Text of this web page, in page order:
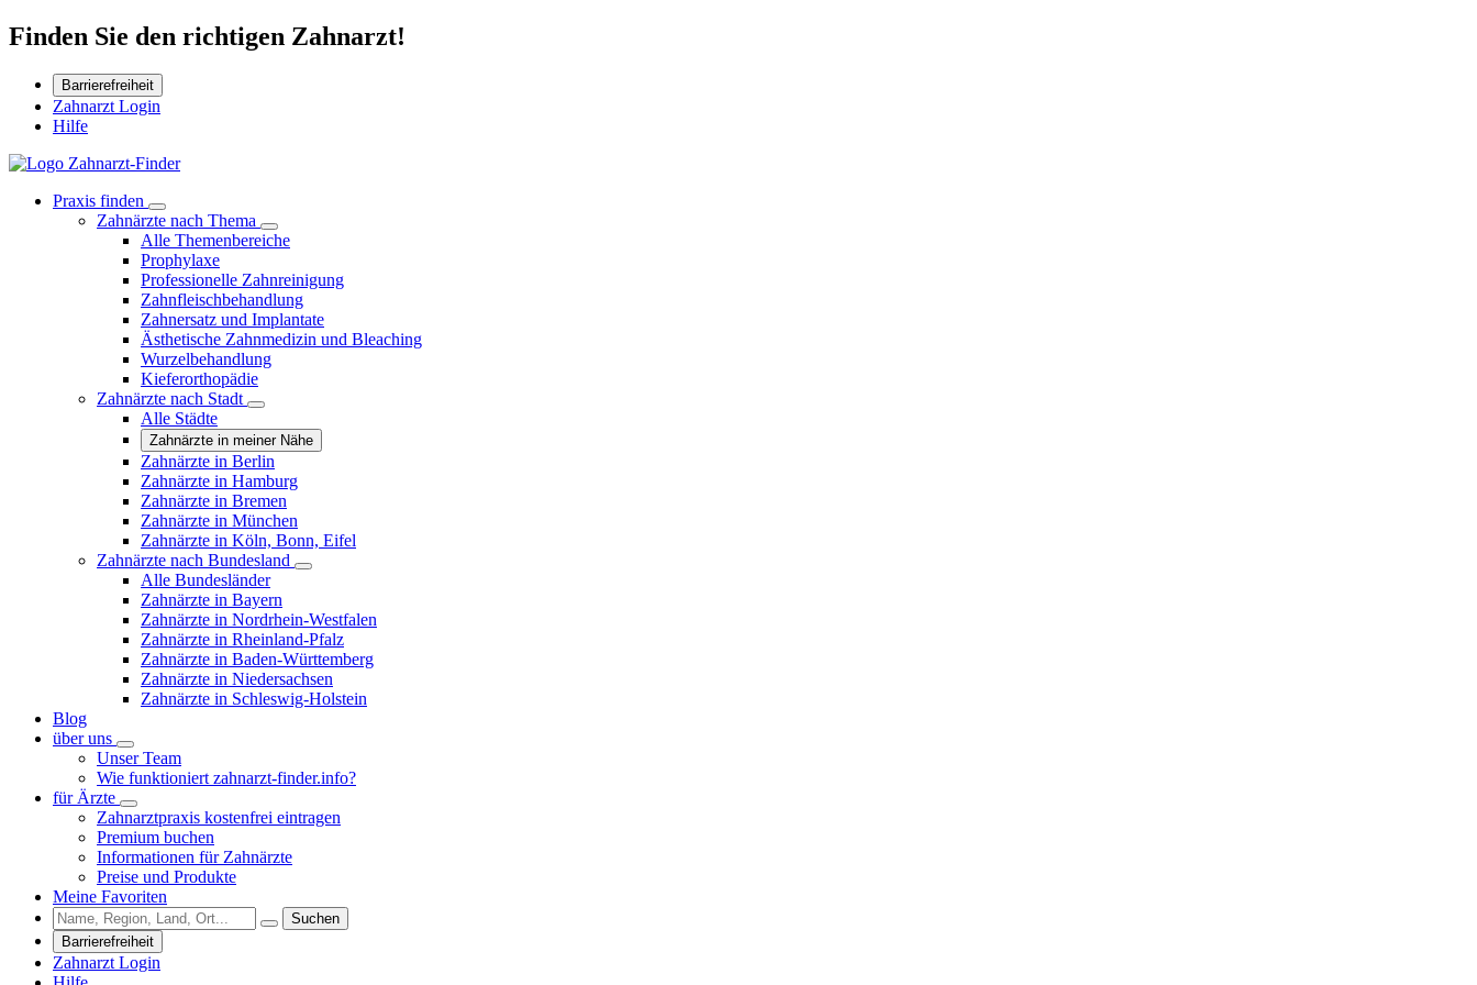
Finden Sie den richtigen Zahnarzt!
Barrierefreiheit
Zahnarzt Login
Hilfe
Praxis finden
Zahnärzte nach Thema
Alle Themenbereiche
Prophylaxe
Professionelle Zahnreinigung
Zahnfleischbehandlung
Zahnersatz und Implantate
Ästhetische Zahnmedizin und Bleaching
Wurzelbehandlung
Kieferorthopädie
Zahnärzte nach Stadt
Alle Städte
Zahnärzte in meiner Nähe
Zahnärzte in Berlin
Zahnärzte in Hamburg
Zahnärzte in Bremen
Zahnärzte in München
Zahnärzte in Köln, Bonn, Eifel
Zahnärzte nach Bundesland
Alle Bundesländer
Zahnärzte in Bayern
Zahnärzte in Nordrhein-Westfalen
Zahnärzte in Rheinland-Pfalz
Zahnärzte in Baden-Württemberg
Zahnärzte in Niedersachsen
Zahnärzte in Schleswig-Holstein
Blog
über uns
Unser Team
Wie funktioniert zahnarzt-finder.info?
für Ärzte
Zahnarztpraxis kostenfrei eintragen
Premium buchen
Informationen für Zahnärzte
Preise und Produkte
Meine Favoriten
Suchen
Barrierefreiheit
Zahnarzt Login